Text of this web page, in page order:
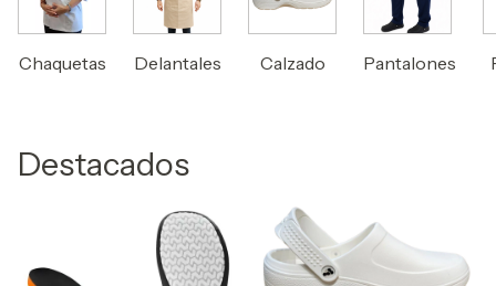
Chaquetas Delantales Calzado Pantalones
Destacados